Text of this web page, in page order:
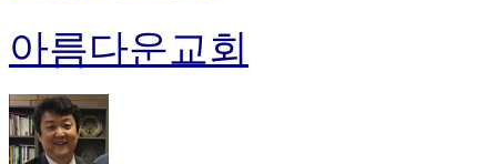
아름다운교회